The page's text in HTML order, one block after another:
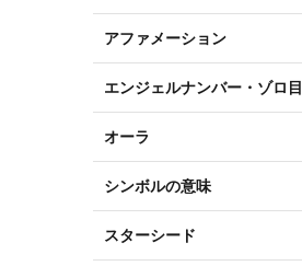
アファメーション
エンジェルナンバー・ゾロ目
オーラ
シンボルの意味
スターシード